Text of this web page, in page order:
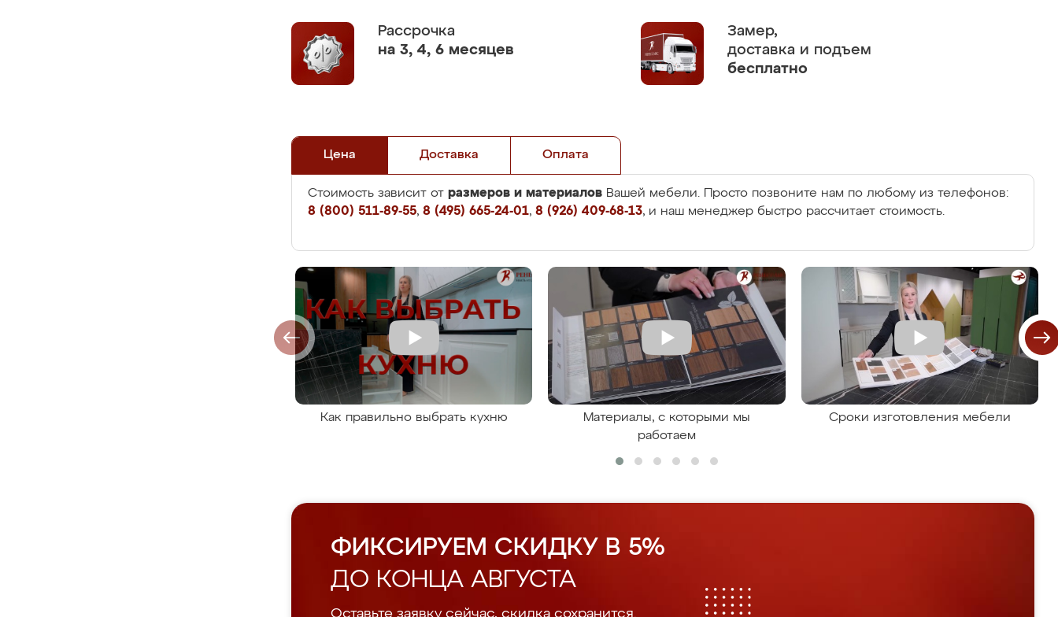
Рассрочка
на 3, 4, 6 месяцев
Замер,
доставка и подъем
бесплатно
Цена Доставка Оплата
Стоимость зависит от размеров и материалов Вашей мебели. Просто позвоните нам по любому из телефонов:
8 (800) 511-89-55, 8 (495) 665-24-01, 8 (926) 409-68-13, и наш менеджер быстро рассчитает стоимость.
Как правильно выбрать кухню
Материалы, с которыми мы
работаем
Сроки изготовления мебели
ФИКСИРУЕМ СКИДКУ В 5%
ДО КОНЦА АВГУСТА
Оставьте заявку сейчас, скидка сохранится.